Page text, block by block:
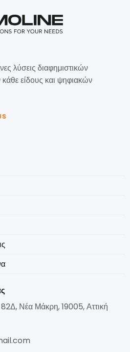
λύσεις διαφημιστικών
είδους και ψηφιακών
Νέα Μάκρη, 19005, Αττική